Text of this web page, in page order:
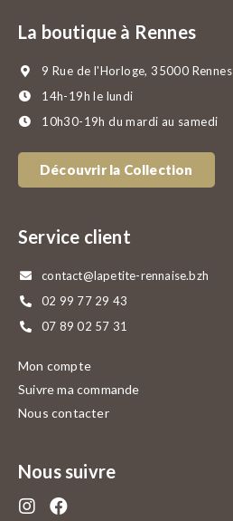
La boutique à Rennes
9 Rue de l'Horloge, 35000 Rennes
14h-19h le lundi
10h30-19h du mardi au samedi
Découvrir la Collection
Service client
contact@lapetite-rennaise.bzh
02 99 77 29 43
07 89 02 57 31
Mon compte
Suivre ma commande
Nous contacter
Nous suivre